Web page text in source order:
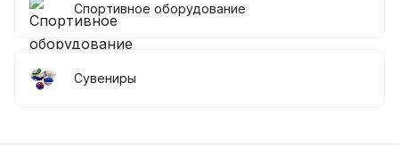
Спортивное оборудование
Сувениры